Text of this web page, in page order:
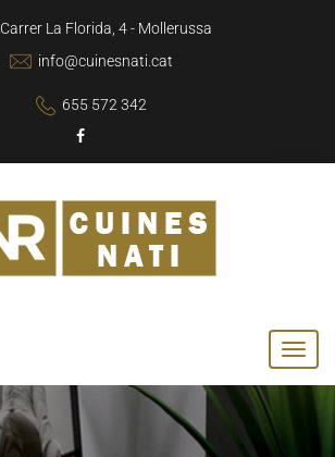
Carrer La Florida, 4 - Mollerussa
info@cuinesnati.cat
655 572 342